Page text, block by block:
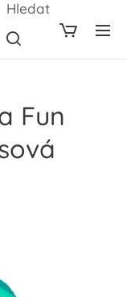
Hledat
Fun